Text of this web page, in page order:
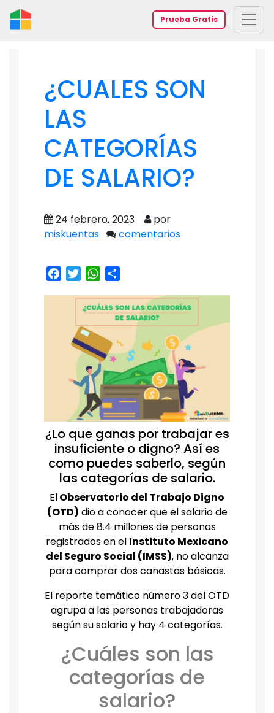
Prueba Gratis
¿CUALES SON
LAS
CATEGORÍAS
DE SALARIO?
24 febrero, 2023
por
miskuentas
comentarios
Facebook
TwitterWhatsApp
¿Lo que ganas por trabajar es
insuficiente o digno? Así es
como puedes saberlo, según
las categorías de salario.
ElObservatorio del Trabajo Digno
(OTD) dio a conocer que el salario de
más de 8.4 millones de personas
registrados en el Instituto Mexicano
del Seguro Social (IMSS), no alcanza
para comprar dos canastas básicas.
El reporte temático número 3 del OTD
agrupa a las personas trabajadoras
según su salario y hay 4 categorías.
¿Cuáles son las
categorías de
salario?